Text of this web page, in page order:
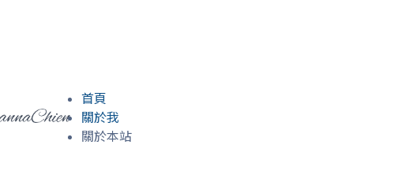
首頁
關於我
關於本站